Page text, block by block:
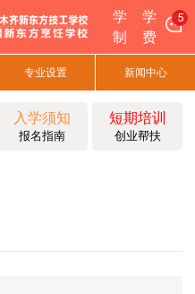
学
制
学
费
7
专业设置 新闻中心
入学须知
报名指南
短期培训
创业帮扶